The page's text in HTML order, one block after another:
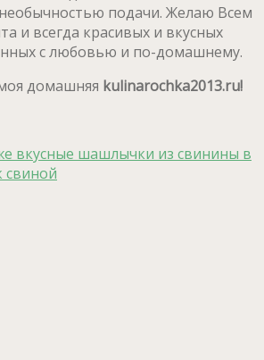
подачи. Желаю Всем
и всегда красивых и вкусных
с любовью и по-домашнему.
домашняя kulinarochka2013.ru!
вкусные шашлычки из свинины в